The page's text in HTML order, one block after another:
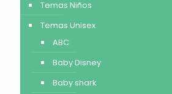
Temas Niños
Temas Unisex
ABC
Baby Disney
Baby shark